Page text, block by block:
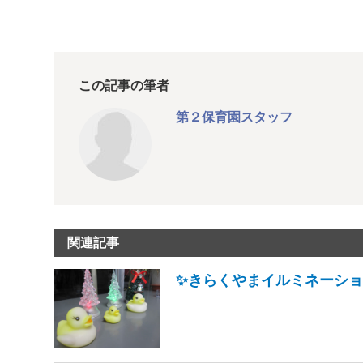
この記事の筆者
第２保育園スタッフ
関連記事
✨きらくやまイルミネーシ